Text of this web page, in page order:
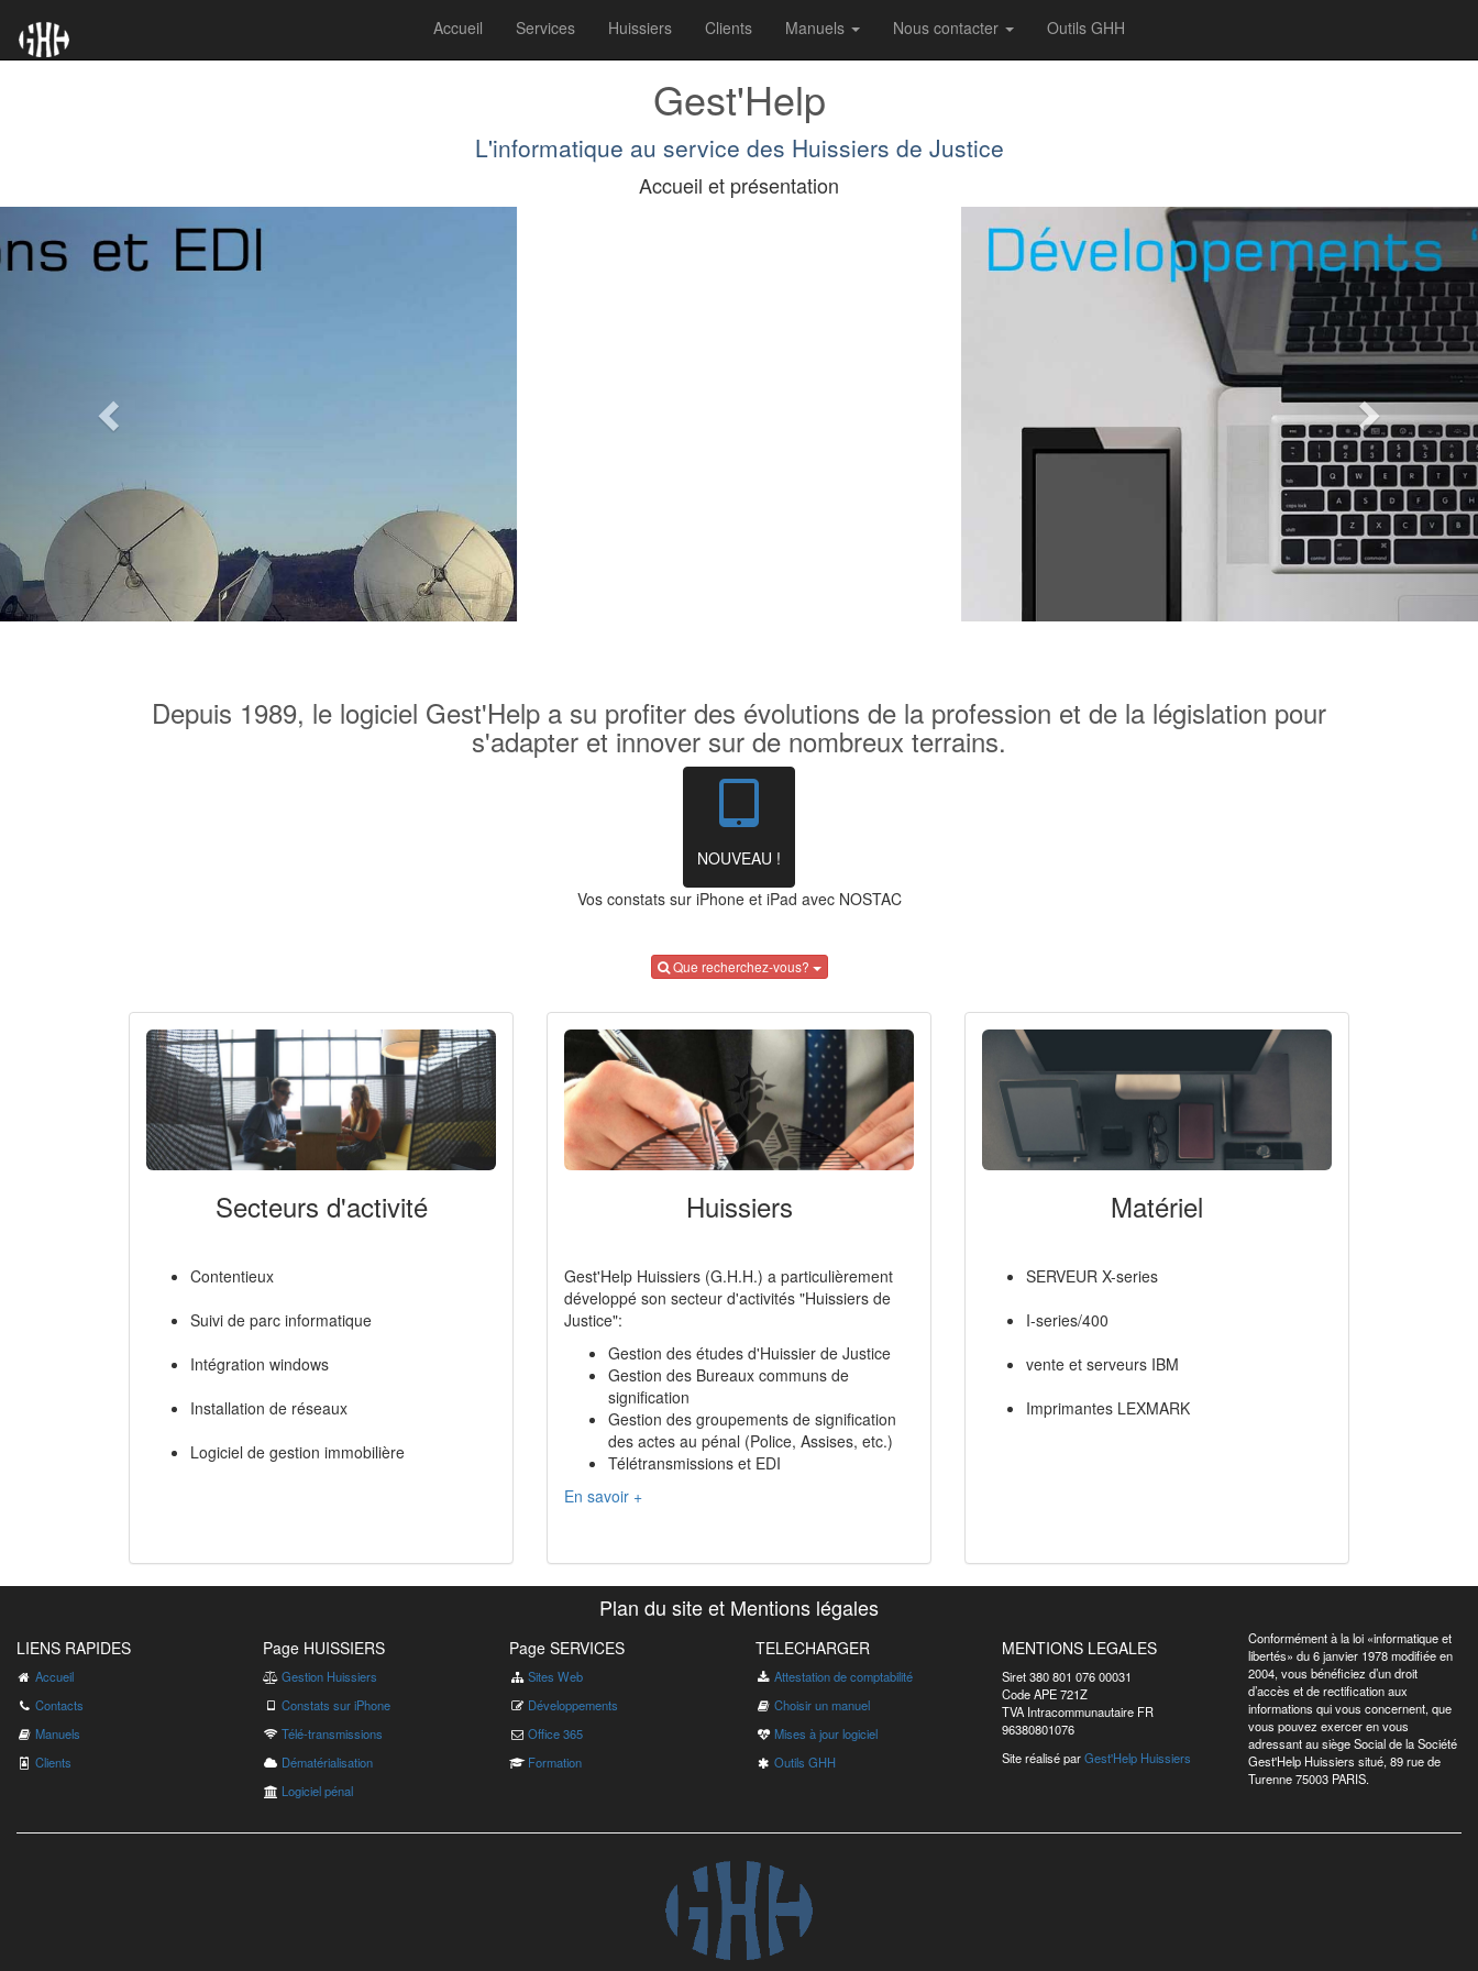
Accueil Services Huissiers Clients Manuels Nous contacter Outils GHH
Gest'Help
L'informatique au service des Huissiers de Justice
Accueil et présentation
Previous Next
Depuis 1989, le logiciel Gest'Help a su profiter des évolutions de la profession et de la législation pour
s'adapter et innover sur de nombreux terrains.
NOUVEAU !
Vos constats sur iPhone et iPad avec NOSTAC
Que recherchez-vous?
Secteurs d'activité
Contentieux
Suivi de parc informatique
Intégration windows
Installation de réseaux
Logiciel de gestion immobilière
Huissiers
Gest'Help Huissiers (G.H.H.) a particulièrement
développé son secteur d'activités "Huissiers de
Justice":
Gestion des études d'Huissier de Justice
Gestion des Bureaux communs de
signification
Gestion des groupements de signification
des actes au pénal (Police, Assises, etc.)
Télétransmissions et EDI
En savoir +
Matériel
SERVEUR X-series
I-series/400
vente et serveurs IBM
Imprimantes LEXMARK
Plan du site et Mentions légales
LIENS RAPIDES
Accueil
Contacts
Manuels
Clients
Page HUISSIERS
Gestion Huissiers
Constats sur iPhone
Télé-transmissions
Dématérialisation
Logiciel pénal
Page SERVICES
Sites Web
Développements
Office 365
Formation
TELECHARGER
Attestation de comptabilité
Choisir un manuel
Mises à jour logiciel
Outils GHH
MENTIONS LEGALES
Siret 380 801 076 00031
Code APE 721Z
TVA Intracommunautaire FR
96380801076
Site réalisé parGest'Help Huissiers
Conformément à la loi «informatique et
libertés» du 6 janvier 1978 modifiée en
2004, vous bénéficiez d’un droit
d’accès et de rectification aux
informations qui vous concernent, que
vous pouvez exercer en vous
adressant au siège Social de la Société
Gest'Help Huissiers situé, 89 rue de
Turenne 75003 PARIS.